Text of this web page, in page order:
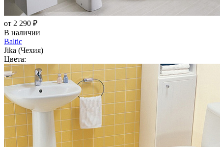
от 2 290 ₽
В наличии
Baltic
Jika (Чехия)
Цвета: